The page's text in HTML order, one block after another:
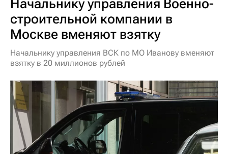
Начальнику управления Военно-
строительной компании в
Москве вменяют взятку
Начальнику управления ВСК по МО Иванову вменяют
взятку в 20 миллионов рублей